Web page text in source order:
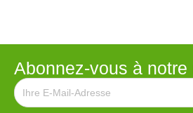
Abonnez-vous à notre